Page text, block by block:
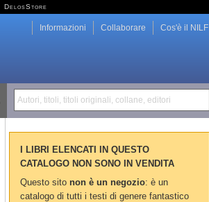
DelosStore
Autori, titoli, titoli originali, collane, editori
Cos'è il NILF
Collaborare
Informazioni
I LIBRI ELENCATI IN QUESTO
CATALOGO NON SONO IN VENDITA
Questo sito non è un negozio: è un
catalogo di tutti i testi di genere fantastico